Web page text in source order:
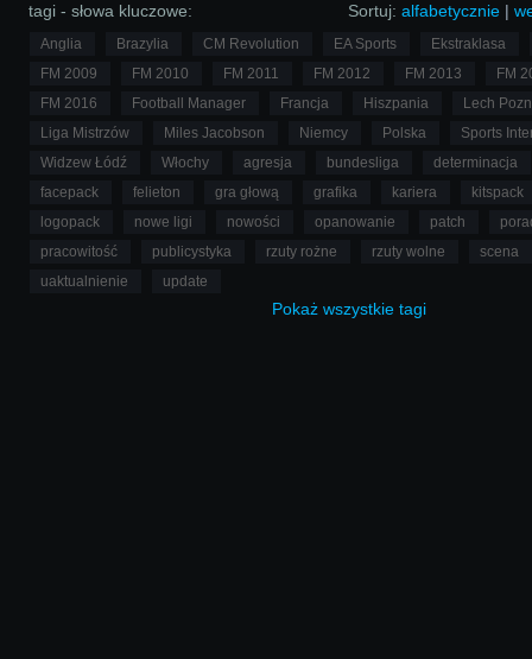
Sortuj: alfabetycznie |
tagi - słowa kluczowe:
Anglia Brazylia CM Revolution EA Sports
Ekstraklasa
FM 2009
FM 2010 FM 2011 FM 2012 FM 2013
FM
FM 2016
Football Manager Francja Hiszpania
Lech
Liga Mistrzów
Miles Jacobson Niemcy Polska
Sports
Widzew Łódź
Włochy agresja bundesliga
determinacja
facepack
felieton gra głową grafika kariera
kitspack
logopack
nowe ligi nowości opanowanie patch
pracowitość
publicystyka rzuty rożne rzuty wolne
scena
uaktualnienie
update
Pokaż wszystkie tagi